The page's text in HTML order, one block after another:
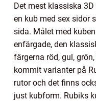
Det mest klassiska
en kub med sex sidor
sida. Målet med
enfärgade, den
färgerna röd, gul,
kommit varianter på
rutor och det finns
just kubform. Rubiks